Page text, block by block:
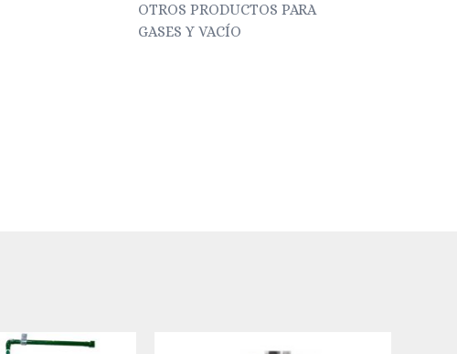
OTROS PRODUCTOS PARA
GASES Y VACÍO